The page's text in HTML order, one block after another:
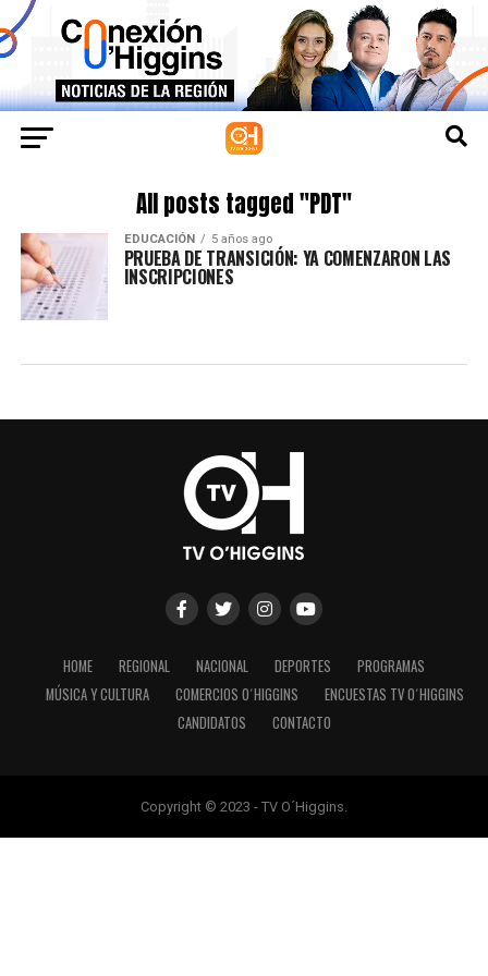
All posts tagged "PDT"
EDUCACIÓN 5 años ago
PRUEBA DE TRANSICIÓN: YA COMENZARON LAS
INSCRIPCIONES
HOME REGIONAL NACIONAL DEPORTES
PROGRAMAS
MÚSICA Y CULTURA
COMERCIOS O´HIGGINS
ENCUESTAS TV O´HIGGINS
CANDIDATOS
CONTACTO
Copyright © 2023 - TV O´Higgins.